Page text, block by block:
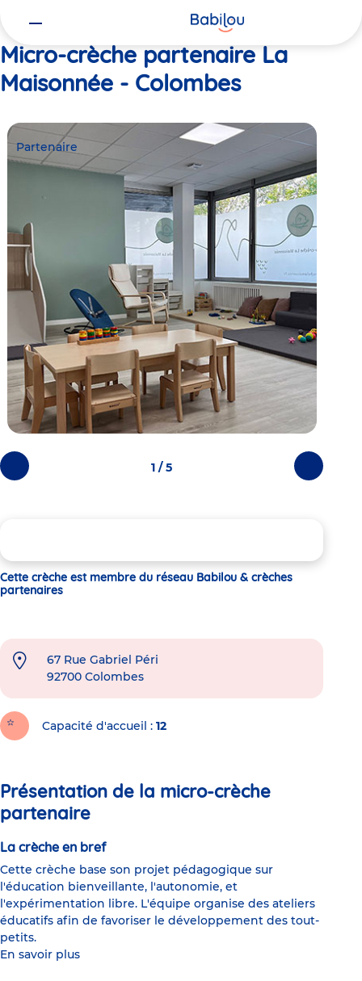
Micro-crèche partenaire La
Maisonnée - Colombes
Photos
précédentes
Photos
suivantes
Partenaire
1 / 5
Cette crèche est membre du réseau Babilou & crèches
partenaires
67 Rue Gabriel Péri
92700 Colombes
Capacité d'accueil 12
Présentation de la micro-crèche
partenaire
La crèche en bref
Cette crèche base son projet pédagogique sur
l'éducation bienveillante, l'autonomie, et
l'expérimentation libre. L'équipe organise des ateliers
éducatifs afin de favoriser le développement des tout-
petits.
En savoir plus